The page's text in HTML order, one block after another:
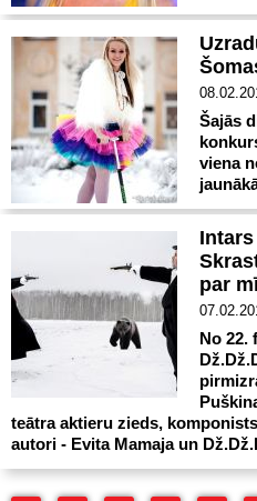
Šajās
viena
par
No 22.
teātra aktieru zieds,
autori - Evita Mamaja un